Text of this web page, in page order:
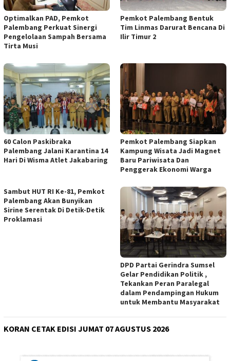
Optimalkan PAD, Pemkot
Palembang Perkuat Sinergi
Pengelolaan Sampah Bersama
Tirta Musi
Pemkot Palembang Bentuk
Tim Linmas Darurat Bencana Di
Ilir Timur 2
60 Calon Paskibraka
Palembang Jalani Karantina 14
Hari Di Wisma Atlet Jakabaring
Pemkot Palembang Siapkan
Kampung Wisata Jadi Magnet
Baru Pariwisata Dan
Penggerak Ekonomi Warga
Sambut HUT RI Ke-81, Pemkot
Palembang Akan Bunyikan
Sirine Serentak Di Detik-Detik
Proklamasi
DPD Partai Gerindra Sumsel
Gelar Pendidikan Politik ,
Tekankan Peran Paralegal
dalam Pendampingan Hukum
untuk Membantu Masyarakat
KORAN CETAK EDISI JUMAT 07 AGUSTUS 2026